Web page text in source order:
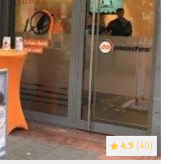
4.9 (40)